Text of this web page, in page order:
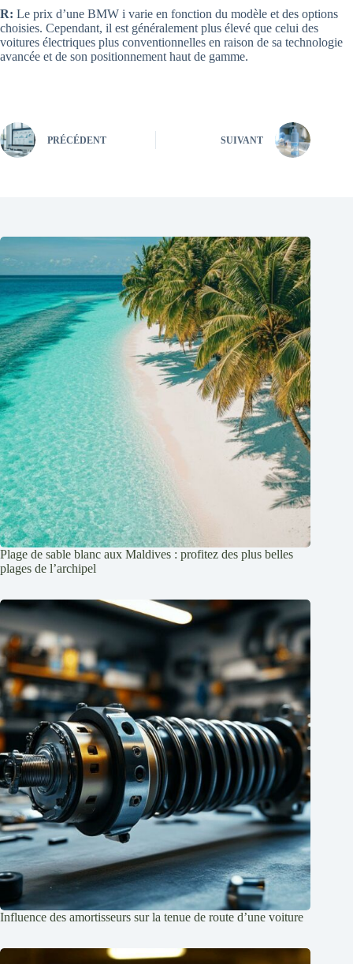
R: Le prix d’une BMW i varie en fonction du modèle et des options
choisies. Cependant, il est généralement plus élevé que celui des
voitures électriques plus conventionnelles en raison de sa technologie
avancée et de son positionnement haut de gamme.
PRÉCÉDENT SUIVANT
Plage de sable blanc aux Maldives : profitez des plus belles
plages de l’archipel
Influence des amortisseurs sur la tenue de route d’une voiture